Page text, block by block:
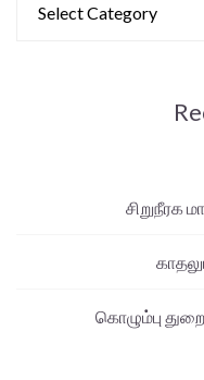
சிறுநீரக
கொழும்பு